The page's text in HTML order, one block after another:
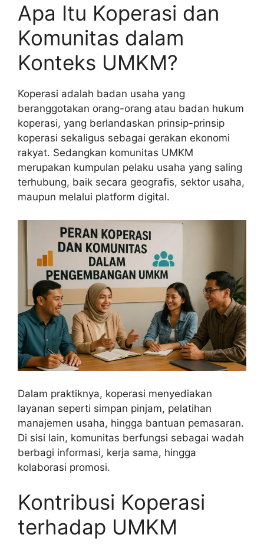
Apa Itu Koperasi dan
Komunitas dalam
Konteks UMKM?
Koperasi adalah badan usaha yang
beranggotakan orang-orang atau badan hukum
koperasi, yang berlandaskan prinsip-prinsip
koperasi sekaligus sebagai gerakan ekonomi
rakyat. Sedangkan komunitas UMKM
merupakan kumpulan pelaku usaha yang saling
terhubung, baik secara geografis, sektor usaha,
maupun melalui platform digital.
Dalam praktiknya, koperasi menyediakan
layanan seperti simpan pinjam, pelatihan
manajemen usaha, hingga bantuan pemasaran.
Di sisi lain, komunitas berfungsi sebagai wadah
berbagi informasi, kerja sama, hingga
kolaborasi promosi.
Kontribusi Koperasi
terhadap UMKM